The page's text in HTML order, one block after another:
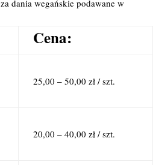
dania wegańskie podawane w
Cena:
25,00 – 50,00 zł / szt.
20,00 – 40,00 zł / szt.